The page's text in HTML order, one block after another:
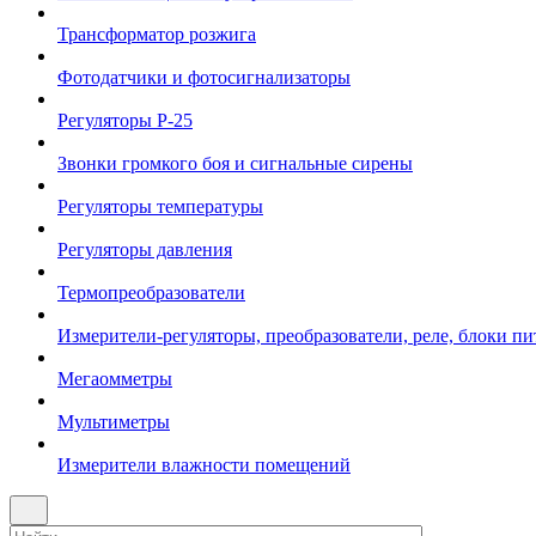
Трансформатор розжига
Фотодатчики и фотосигнализаторы
Регуляторы Р-25
Звонки громкого боя и сигнальные сирены
Регуляторы температуры
Регуляторы давления
Термопреобразователи
Измерители-регуляторы, преобразователи, реле, блоки
Мегаомметры
Мультиметры
Измерители влажности помещений